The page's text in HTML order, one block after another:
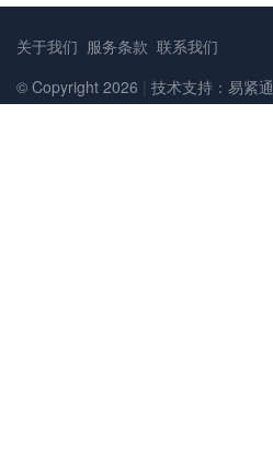
关于我们 服务条款 联系我们
© Copyright 2026 | 技术支持：易紧通